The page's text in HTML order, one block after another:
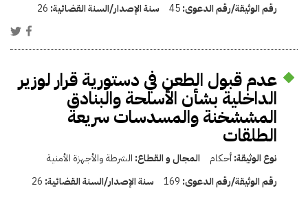
رقم الوثيقة/رقم الدعوى:45 سنة الإصدار/السنة القضائية: 26
عدم قبول الطعن في دستورية قرار لوزير
الداخلية بشأن الأسلحة والبنادق
المششخنة والمسدسات سريعة
الطلقات
نوع الوثيقة:أحكام المجال و القطاع: الشرطة والأجهزة الأمنية
رقم الوثيقة/رقم الدعوى: 169 سنة الإصدار/السنة القضائية: 26